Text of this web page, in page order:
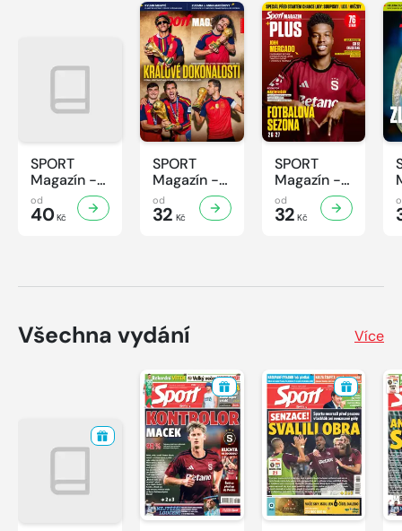
SPORT
Magazín -
32/2026
od
40Kč
SPORT
Magazín -
31/2026
od
32 Kč
SPORT
Magazín -
30/2026
od
32 Kč
Všechna vydání Více